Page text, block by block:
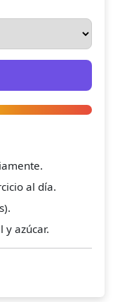
al día.
y azúcar.